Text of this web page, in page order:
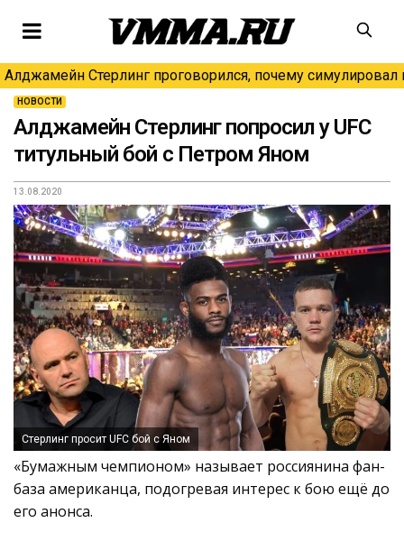
Алджамейн Стерлинг проговорился, почему симулировал
НОВОСТИ
Алджамейн Стерлинг попросил у UFC
титульный бой с Петром Яном
13.08.2020
Стерлинг просит UFC бой с Яном
«Бумажным чемпионом» называет россиянина фан-
база американца, подогревая интерес к бою ещё до
его анонса.